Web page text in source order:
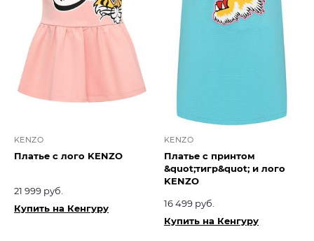
KENZO
Платье с лого KENZO
21 999 руб.
Купить на Кенгуру
KENZO
Платье с принтом
&quot;тигр&quot; и лого
KENZO
16 499 руб.
Купить на Кенгуру